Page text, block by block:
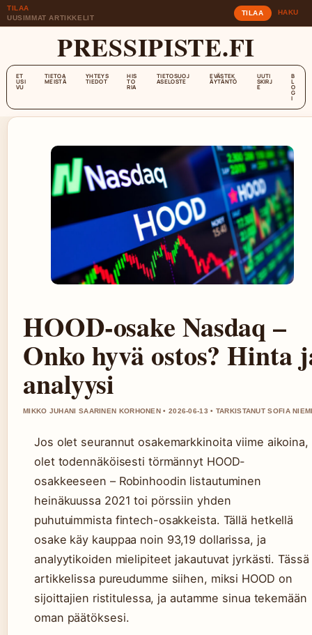
TILAA
UUSIMMAT ARTIKKELIT
TILAA HAKU
PRESSIPISTE.FI
ET
USI
VU
TIETOA
MEISTÄ
YHTEYS
TIEDOT
HIS
TO
RIA
TIETOSUOJ
ASELOSTE
EVÄSTEK
ÄYTÄNTÖ
UUTI
SKIRJ
E
B
L
O
G
I
HOOD-osake Nasdaq –
Onko hyvä ostos? Hinta
analyysi
MIKKO JUHANI SAARINEN KORHONEN • 2026-06-13 • TARKISTANUT SOFIA
Jos olet seurannut osakemarkkinoita viime aikoina,
olet todennäköisesti törmännyt HOOD-
osakkeeseen – Robinhoodin listautuminen
heinäkuussa 2021 toi pörssiin yhden
puhutuimmista fintech-osakkeista. Tällä hetkellä
osake käy kauppaa noin 93,19 dollarissa, ja
analyytikoiden mielipiteet jakautuvat jyrkästi. Tässä
artikkelissa pureudumme siihen, miksi HOOD on
sijoittajien ristitulessa, ja autamme sinua tekemään
oman päätöksesi.